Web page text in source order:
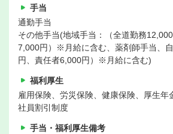
手当
通勤手当
その他手当(地域手当：（全道勤務
7,000円）※月給に含む、薬剤師手当、
円、責任者6,000円）※月給に含む)
福利厚生
雇用保険、労災保険、健康保険、厚生年
社員割引制度
手当・福利厚生備考